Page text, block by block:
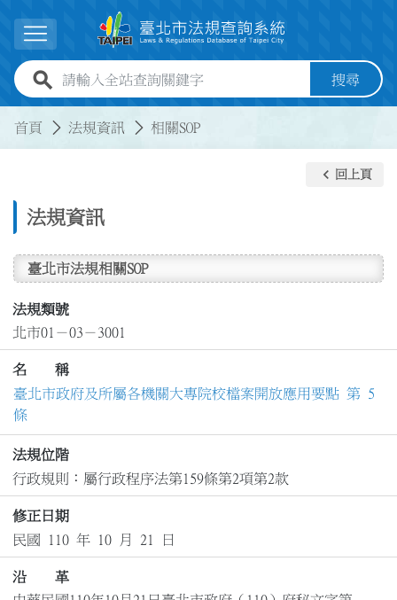
展開選單
全站查詢關鍵字欄位 搜尋
首頁 法規資訊 相關SOP
法規資訊
keyboard_arrow_left 回上頁
臺北市法規相關SOP
法規類號
北市01－03－3001
名 稱
臺北市政府及所屬各機關大專院校檔案開放應用要點 第 5
條
法規位階
行政規則：屬行政程序法第159條第2項第2款
修正日期
民國 110 年 10 月 21 日
沿 革